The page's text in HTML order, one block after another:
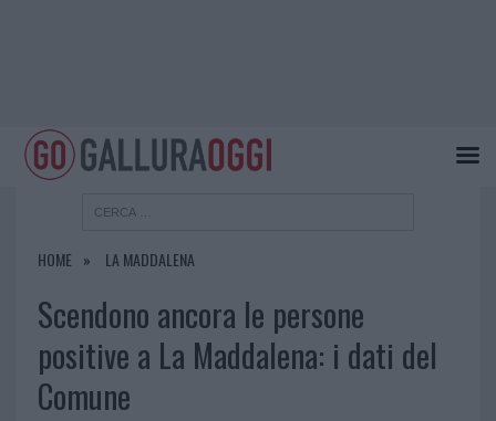
HOME LA MADDALENA
Scendono ancora le persone
positive a La Maddalena: i dati del
Comune